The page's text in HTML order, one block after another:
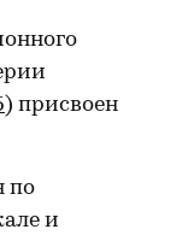
) присвоен
по
и